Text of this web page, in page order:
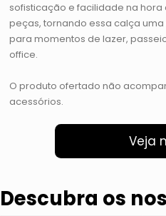
sofisticação e facilidade na
peças, tornando essa calça
para momentos de lazer,
office.
O produto ofertado não
acessórios.
Veja
Descubra os